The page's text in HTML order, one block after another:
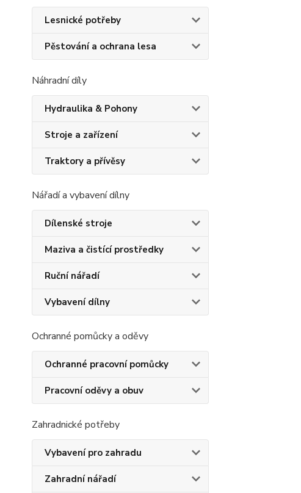
Lesnické potřeby
Pěstování a ochrana lesa
Náhradní díly
Hydraulika & Pohony
Stroje a zařízení
Traktory a přívěsy
Nářadí a vybavení dílny
Dílenské stroje
Maziva a čistící prostředky
Ruční nářadí
Vybavení dílny
Ochranné pomůcky a oděvy
Ochranné pracovní pomůcky
Pracovní oděvy a obuv
Zahradnické potřeby
Vybavení pro zahradu
Zahradní nářadí